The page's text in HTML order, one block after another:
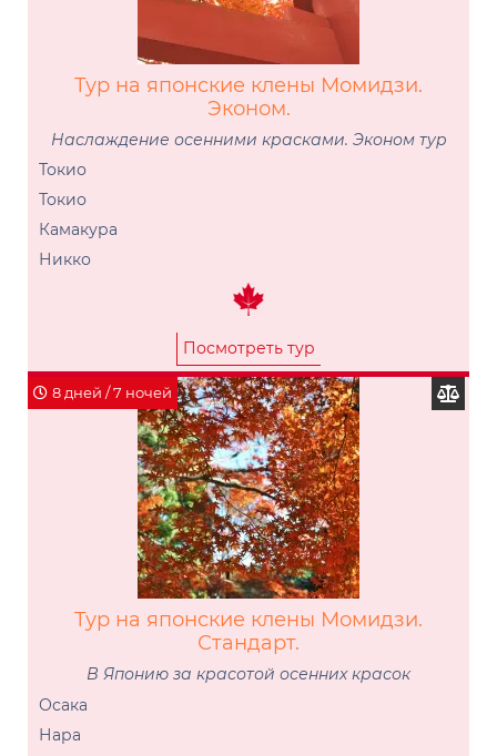
Тур на японские клены Момидзи.
Эконом.
Наслаждение осенними красками. Эконом тур
Токио
Токио
Камакура
Никко
Посмотреть тур
8 дней / 7 ночей
Тур на японские клены Момидзи.
Стандарт.
В Японию за красотой осенних красок
Осака
Нара